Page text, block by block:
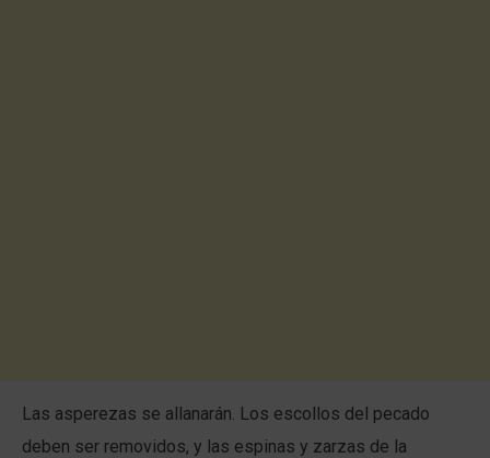
Las asperezas se allanarán. Los escollos del pecado
deben ser removidos, y las espinas y zarzas de la